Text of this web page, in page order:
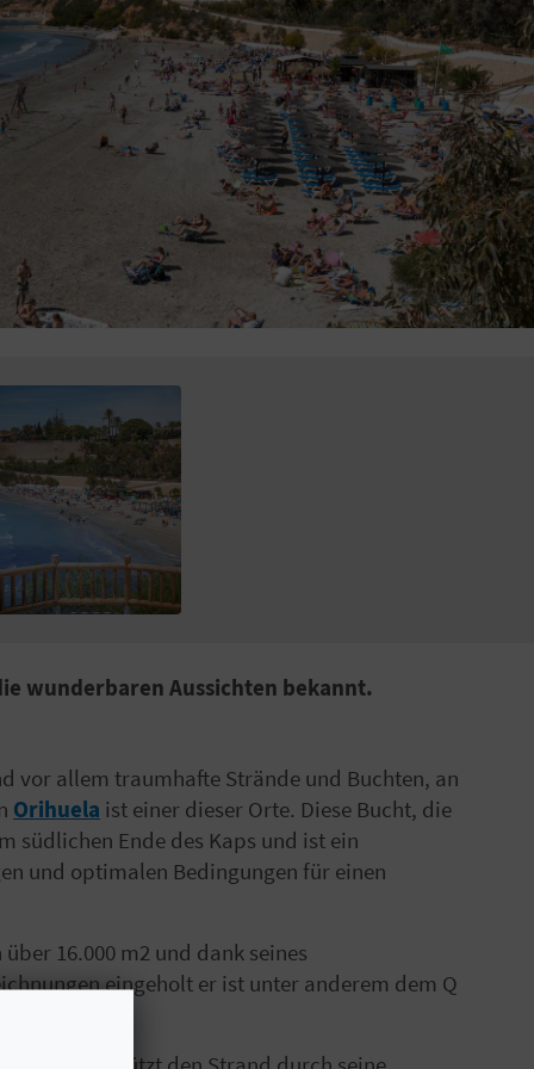
wunderbaren Aussichten bekannt.
vor allem traumhafte Strände und Buchten, an
Orihuela ist einer dieser Orte. Diese Bucht, die
südlichen Ende des Kaps und ist ein
und optimalen Bedingungen für einen
16.000 m2 und dank seines
eingeholt er ist unter anderem dem Q